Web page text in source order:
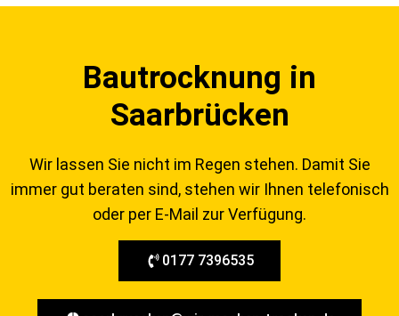
Bautrocknung in
Saarbrücken
Wir lassen Sie nicht im Regen stehen. Damit Sie
immer gut beraten sind, stehen wir Ihnen telefonisch
oder per E-Mail zur Verfügung.
0177 7396535